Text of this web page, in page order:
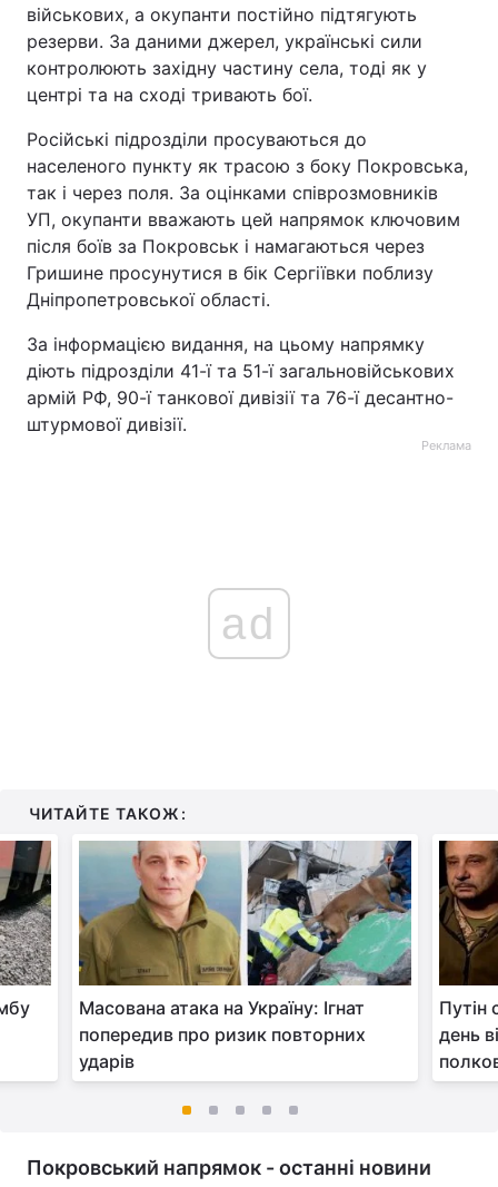
військових, а окупанти постійно підтягують
резерви. За даними джерел, українські сили
контролюють західну частину села, тоді як у
центрі та на сході тривають бої.
Російські підрозділи просуваються до
населеного пункту як трасою з боку Покровська,
так і через поля. За оцінками співрозмовників
УП, окупанти вважають цей напрямок ключовим
після боїв за Покровськ і намагаються через
Гришине просунутися в бік Сергіївки поблизу
Дніпропетровської області.
За інформацією видання, на цьому напрямку
діють підрозділи 41-ї та 51-ї загальновійськових
армій РФ, 90-ї танкової дивізії та 76-ї десантно-
штурмової дивізії.
Реклама
ad
ЧИТАЙТЕ ТАКОЖ:
Масована атака на Україну: Ігнат
попередив про ризик повторних
ударів
Путін
день
Покровський напрямок - останні новини